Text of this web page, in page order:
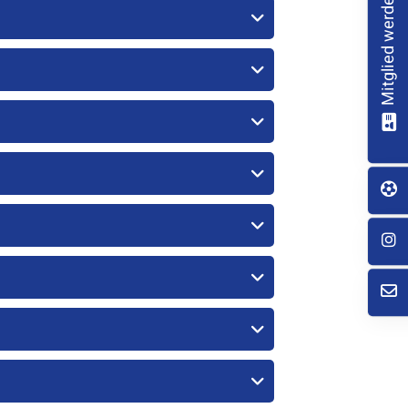
Mitglied werden!